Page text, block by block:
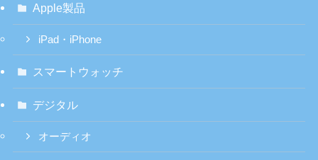
Apple製品
iPad・iPhone
スマートウォッチ
デジタル
オーディオ